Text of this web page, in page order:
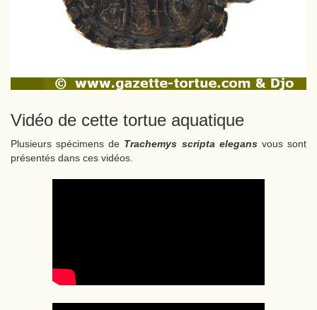
Vidéo de cette tortue aquatique
Plusieurs spécimens de Trachemys scripta elegansvous sont
présentés dans ces vidéos.